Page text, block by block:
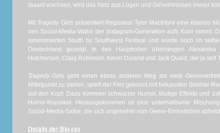
rasant wachsen, wird das Netz aus Lügen und Geheimnissen immer
Mit Tragedy Girlspräsentiert Regisseur Tyler MacIntyre eine ebenso
den Social-Media-Wahn der Instagram-Generation aufs Korn nimmt.
renommierten South by Southwest Festival und wurde noch im
Deutschland gezeigt. In den Hauptrollen überzeugen
Hutcherson, Craig Robinson, Kevin Durand und Jack Quaid, der ja seit
Tragedy Girlsgeht einen etwas anderen Weg als viele
Mittelpunkt zu stellen, spielt der Film gekonnt mit bekannten Slasher-
auf den Kopf. Dazu kommen schwarzer Humor, blutige Effekte und
Horror-Klassiker. Herausgekommen ist eine unterhaltsame
Social-Media-Satire, die sich angenehm vom Genre-Einheitsbrei
Details der Blu-ray